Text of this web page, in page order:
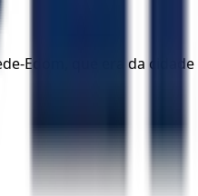
Edom, que era da cidade